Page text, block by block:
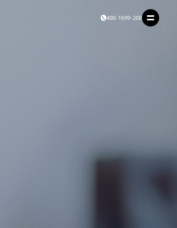
400-1699-208